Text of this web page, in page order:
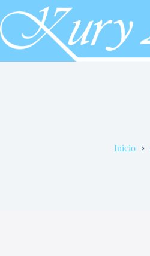
al
contenido
Inicio